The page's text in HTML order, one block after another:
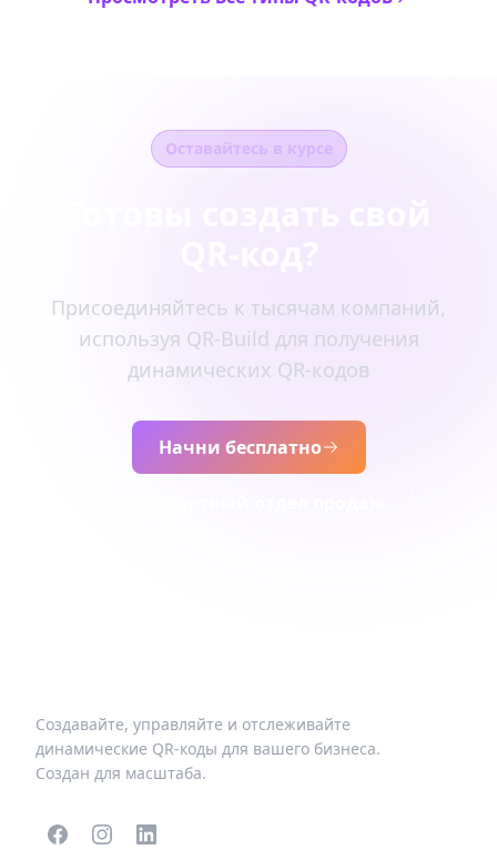
Оставайтесь в курсе
Присоединяйтесь к тысячам компаний,
используя QR-Build для получения
динамических QR-кодов
Начни бесплатно
Создавайте, управляйте и отслеживайте
динамические QR-коды для вашего бизнеса.
Создан для масштаба.